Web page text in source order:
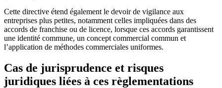
Cette directive étend également le devoir de vigilance aux
entreprises plus petites, notamment celles impliquées dans des
accords de franchise ou de licence, lorsque ces accords garantissent
une identité commune, un concept commercial commun et
l’application de méthodes commerciales uniformes.
Cas de jurisprudence et risques
juridiques liées à ces règlementations